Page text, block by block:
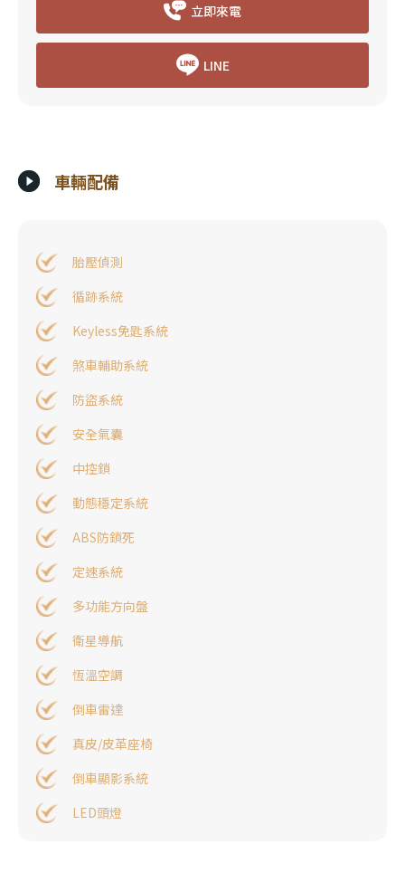
立即來電
LINE
車輛配備
胎壓偵測
循跡系統
Keyless免匙系統
煞車輔助系統
防盜系統
安全氣囊
中控鎖
動態穩定系統
ABS防鎖死
定速系統
多功能方向盤
衛星導航
恆溫空調
倒車雷達
真皮/皮革座椅
倒車顯影系統
LED頭燈